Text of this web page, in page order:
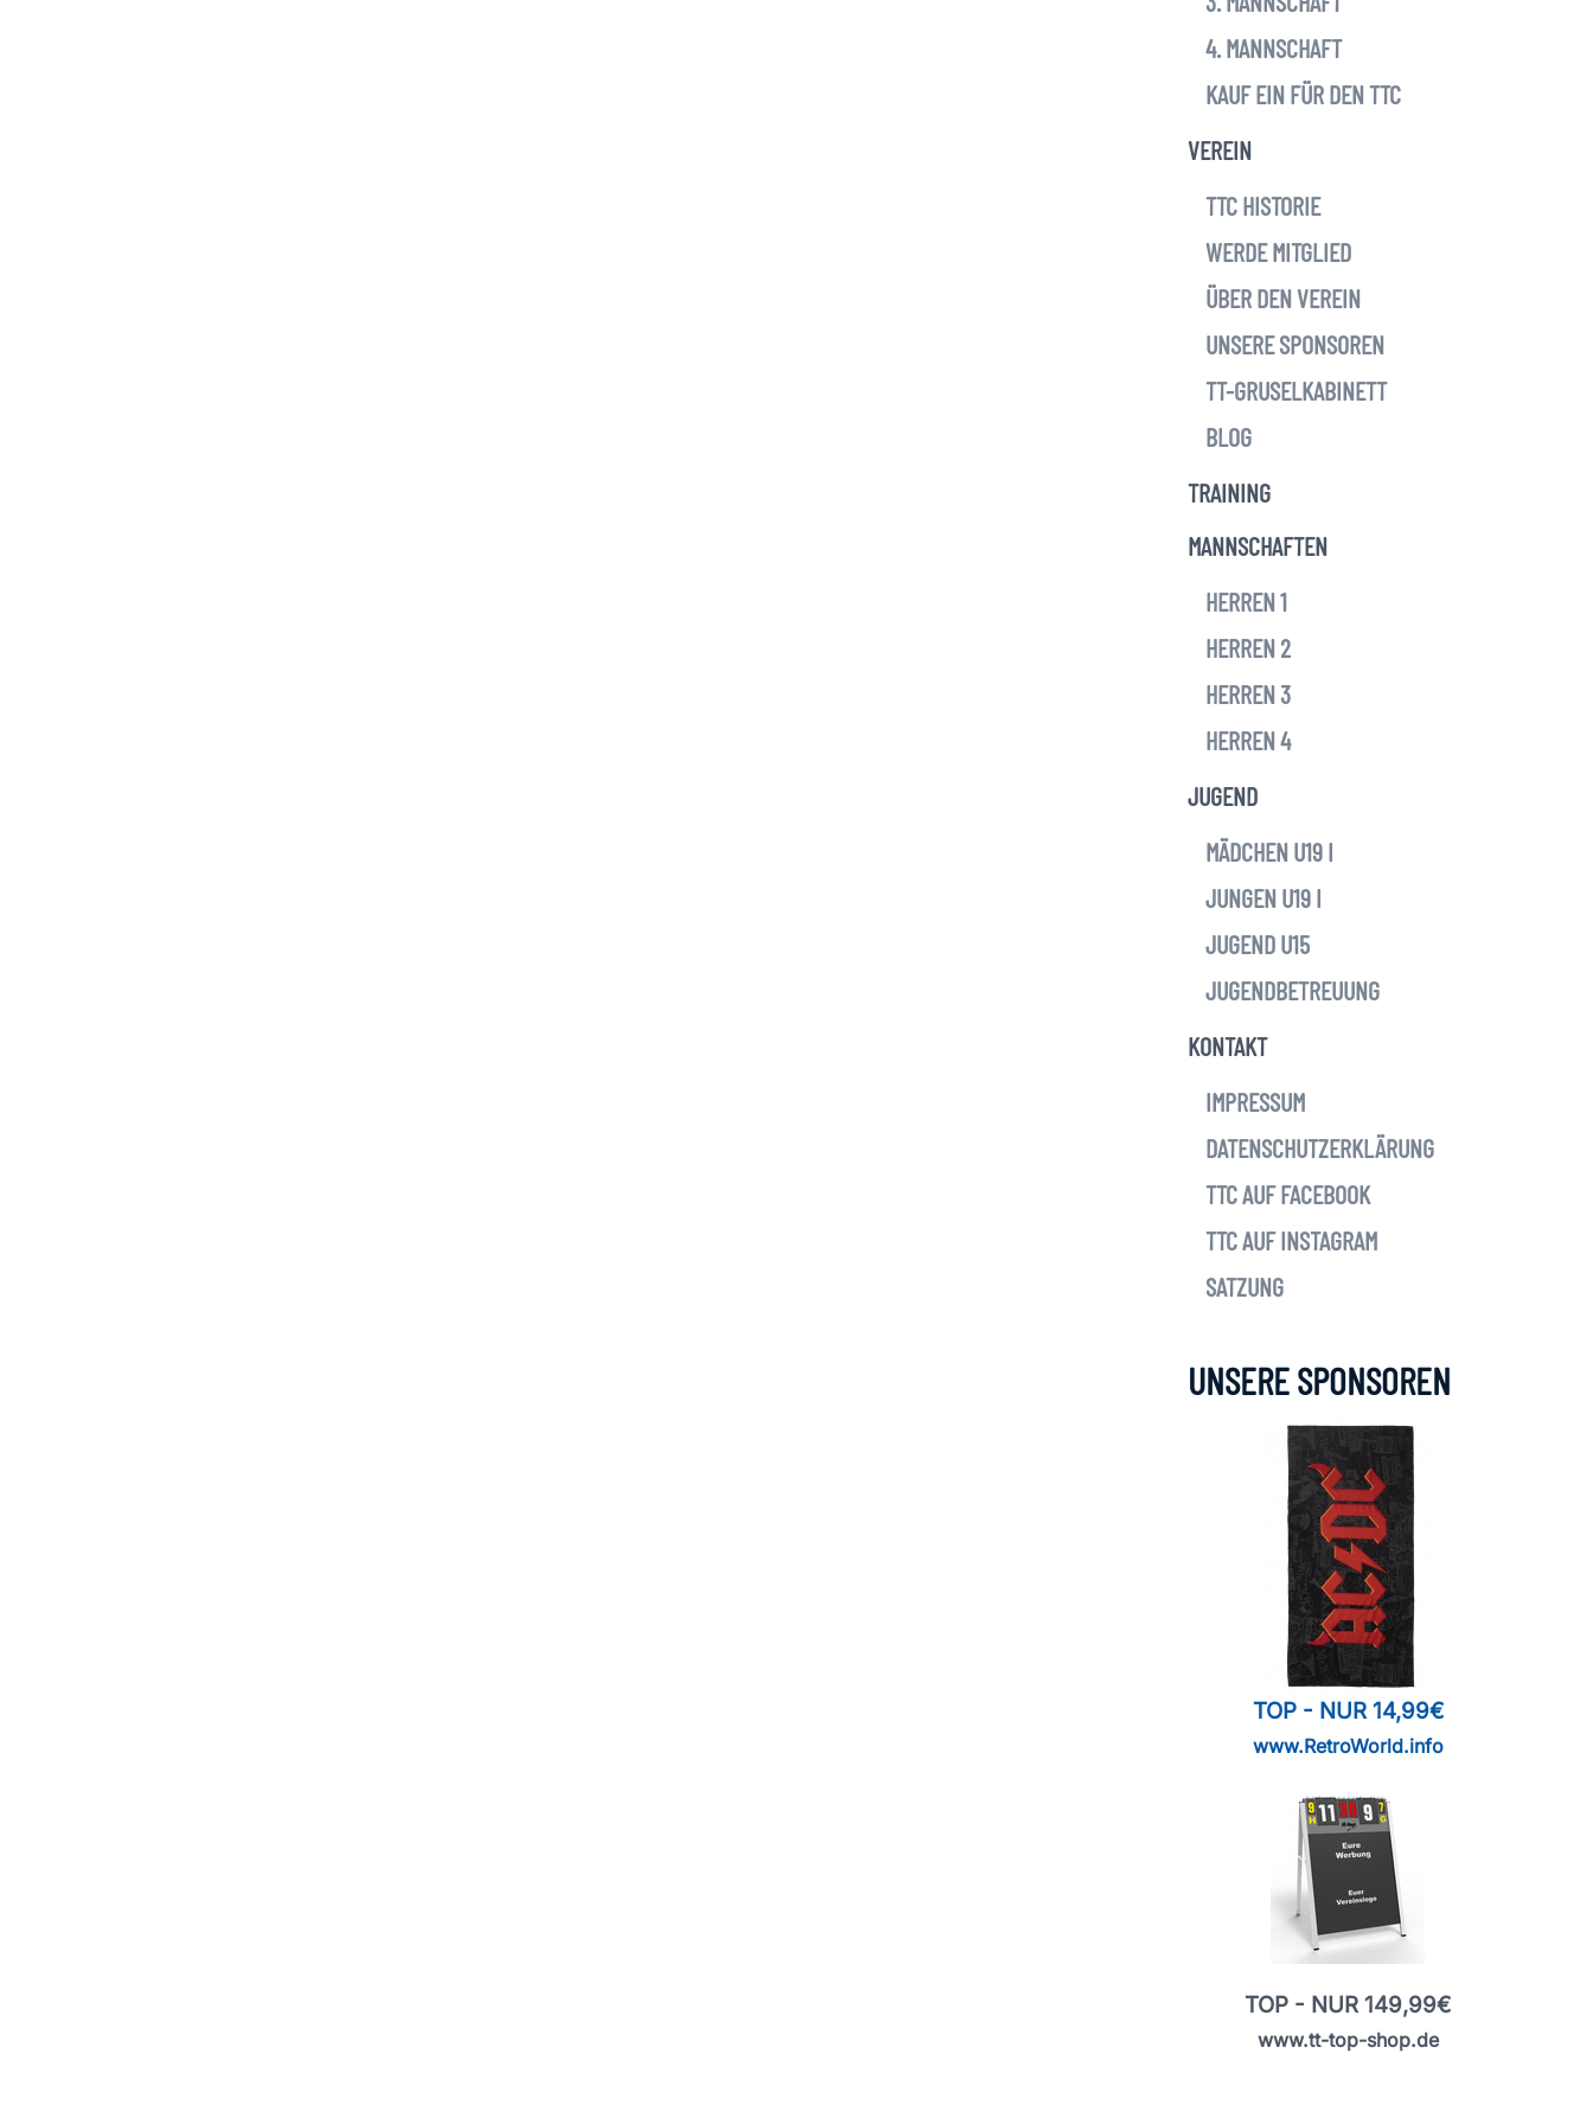
4. MANNSCHAFT
KAUF EIN FÜR DEN TTC
VEREIN
TTC HISTORIE
WERDE MITGLIED
ÜBER DEN VEREIN
UNSERE SPONSOREN
TT-GRUSELKABINETT
BLOG
TRAINING
MANNSCHAFTEN
HERREN 1
HERREN 2
HERREN 3
HERREN 4
JUGEND
MÄDCHEN U19 I
JUNGEN U19 I
JUGEND U15
JUGENDBETREUUNG
KONTAKT
IMPRESSUM
DATENSCHUTZERKLÄRUNG
TTC AUF FACEBOOK
TTC AUF INSTAGRAM
SATZUNG
UNSERE SPONSOREN
TOP - NUR 14,99€
www.RetroWorld.info
TOP - NUR 149,99€
www.tt-top-shop.de